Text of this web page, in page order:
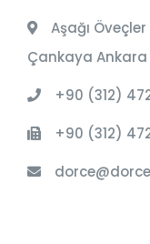
Aşağı
Çankaya
+90 (312)
+90 (312)